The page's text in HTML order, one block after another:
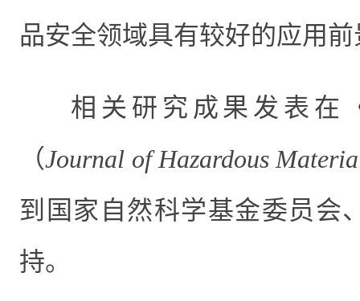
品安全领域具有较好的应用
相关研究成果 发表在
（Journal of Hazardous
到国家自然科学基金委员会
持。